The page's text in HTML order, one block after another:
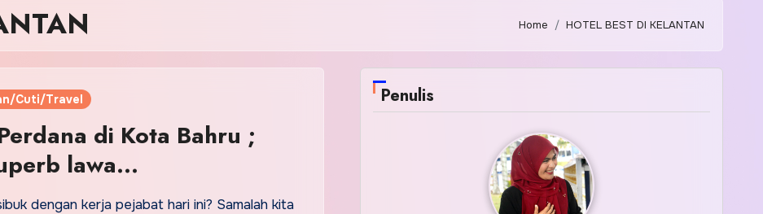
Home HOTEL BEST DI KELANTAN
Cuti/Travel
di Kota Bahru ;
lawa…
dengan kerja pejabat hari ini? Samalah kita
Penulis